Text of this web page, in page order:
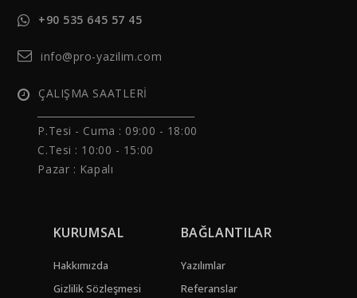
+90 535 645 57 45
info@pro-yazilim.com
ÇALIŞMA SAATLERİ
P.Tesi - Cuma : 09:00 - 18:00
C.Tesi : 10:00 - 15:00
Pazar : Kapalı
KURUMSAL
Hakkımızda
Gizlilik Sözleşmesi
BAĞLANTILAR
Yazılımlar
Referanslar